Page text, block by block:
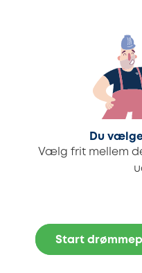
Du
Vælg frit mellem
Start